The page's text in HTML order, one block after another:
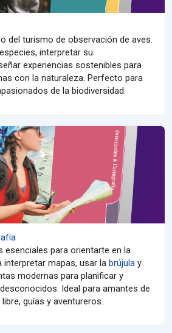
del turismo de observación de aves.
interpretar su
experiencias sostenibles para
con la naturaleza. Perfecto para
de la biodiversidad.
esenciales para orientarte en la
interpretar mapas, usar la brújula y
modernas para planificar y
Ideal para amantes de
guías y aventureros.